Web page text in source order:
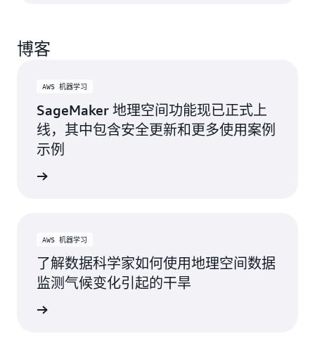
博客
AWS 机器学习
SageMaker 地理空间功能现已正式上
线，其中包含安全更新和更多使用案例
示例
AWS 机器学习
了解数据科学家如何使用地理空间数据
监测气候变化引起的干旱